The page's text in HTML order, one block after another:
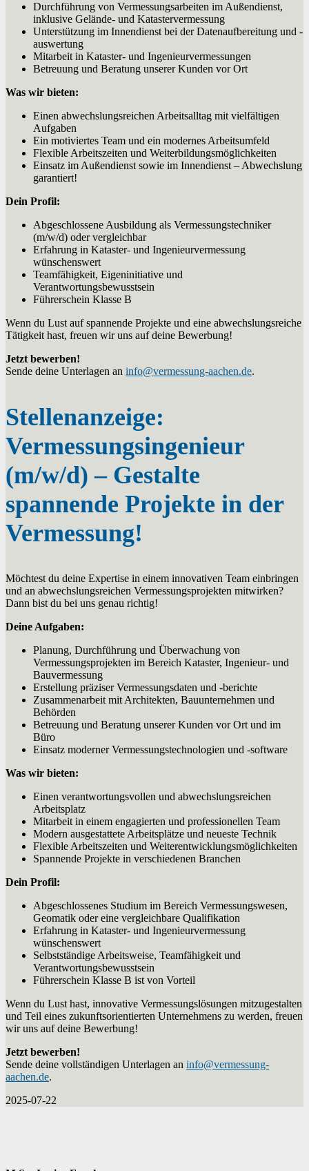
Durchführung von Vermessungsarbeiten im Außendienst,
inklusive Gelände- und Katastervermessung
Unterstützung im Innendienst bei der Datenaufbereitung und -
auswertung
Mitarbeit in Kataster- und Ingenieurvermessungen
Betreuung und Beratung unserer Kunden vor Ort
Was wir bieten:
Einen abwechslungsreichen Arbeitsalltag mit vielfältigen
Aufgaben
Ein motiviertes Team und ein modernes Arbeitsumfeld
Flexible Arbeitszeiten und Weiterbildungsmöglichkeiten
Einsatz im Außendienst sowie im Innendienst – Abwechslung
garantiert!
Dein Profil:
Abgeschlossene Ausbildung als Vermessungstechniker
(m/w/d) oder vergleichbar
Erfahrung in Kataster- und Ingenieurvermessung
wünschenswert
Teamfähigkeit, Eigeninitiative und
Verantwortungsbewusstsein
Führerschein Klasse B
Wenn du Lust auf spannende Projekte und eine abwechslungsreiche
Tätigkeit hast, freuen wir uns auf deine Bewerbung!
Jetzt bewerben!
Sende deine Unterlagen an info@vermessung-aachen.de.
Stellenanzeige:
Vermessungsingenieur
(m/w/d) – Gestalte
spannende Projekte in der
Vermessung!
Möchtest du deine Expertise in einem innovativen Team einbringen
und an abwechslungsreichen Vermessungsprojekten mitwirken?
Dann bist du bei uns genau richtig!
Deine Aufgaben:
Planung, Durchführung und Überwachung von
Vermessungsprojekten im Bereich Kataster, Ingenieur- und
Bauvermessung
Erstellung präziser Vermessungsdaten und -berichte
Zusammenarbeit mit Architekten, Bauunternehmen und
Behörden
Betreuung und Beratung unserer Kunden vor Ort und im
Büro
Einsatz moderner Vermessungstechnologien und -software
Was wir bieten:
Einen verantwortungsvollen und abwechslungsreichen
Arbeitsplatz
Mitarbeit in einem engagierten und professionellen Team
Modern ausgestattete Arbeitsplätze und neueste Technik
Flexible Arbeitszeiten und Weiterentwicklungsmöglichkeiten
Spannende Projekte in verschiedenen Branchen
Dein Profil:
Abgeschlossenes Studium im Bereich Vermessungswesen,
Geomatik oder eine vergleichbare Qualifikation
Erfahrung in Kataster- und Ingenieurvermessung
wünschenswert
Selbstständige Arbeitsweise, Teamfähigkeit und
Verantwortungsbewusstsein
Führerschein Klasse B ist von Vorteil
Wenn du Lust hast, innovative Vermessungslösungen mitzugestalten
und Teil eines zukunftsorientierten Unternehmens zu werden, freuen
wir uns auf deine Bewerbung!
Jetzt bewerben!
Sende deine vollständigen Unterlagen an info@vermessung-
aachen.de.
2025-07-22